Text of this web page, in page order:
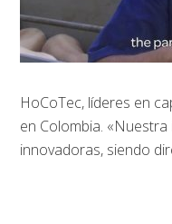
HoCoTec, líderes en
en Colombia.
innovadoras, siendo